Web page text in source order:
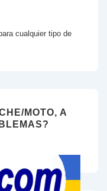
cualquier tipo de
MOTO, A